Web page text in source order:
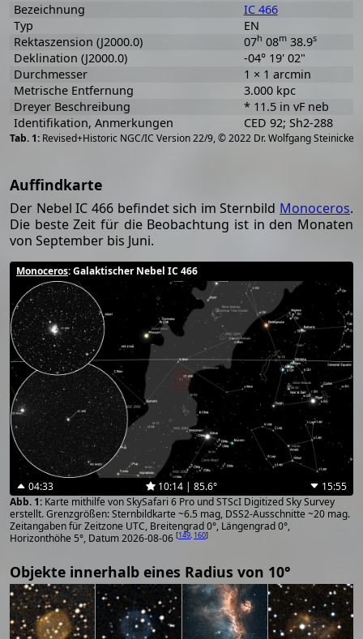
Revised+Historic NGC/IC Version 22/9, © 2022 Dr. Wolfgang Steinicke
Bezeichnung
IC 466
Typ
EN
Rektaszension (J2000.0)
07h 08m38.9s
Deklination (J2000.0)
-04° 19' 02"
Durchmesser
1 × 1 arcmin
Metrische Entfernung
3.000 kpc
Dreyer Beschreibung
* 11.5 in vF neb
Identifikation, Anmerkungen
CED 92; Sh2-288
Auffindkarte
Der Nebel IC 466 befindet sich im Sternbild Monoceros.
Die beste Zeit für die Beobachtung ist in den Monaten
von September bis Juni.
Monoceros: Galaktischer Nebel IC 466
04:33 10:14 | 85.6°
15:55
Karte mithilfe von SkySafari 6 Pro und STScI Digitized Sky Survey
erstellt. Grenzgrößen: Sternbildkarte ~6.5 mag, DSS2-Ausschnitte ~20 mag.
Zeitangaben für Zeitzone UTC, Breitengrad 0°, Längengrad 0°,
Horizonthöhe 5°, Datum 2026-08-06 [149, 160]
Objekte innerhalb eines Radius von 10°